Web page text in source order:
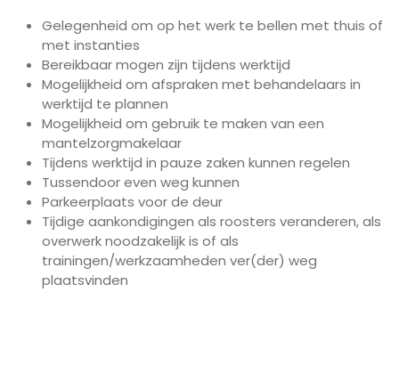
Gelegenheid om op het werk te bellen met thuis of
met instanties
Bereikbaar mogen zijn tijdens werktijd
Mogelijkheid om afspraken met behandelaars in
werktijd te plannen
Mogelijkheid om gebruik te maken van een
mantelzorgmakelaar
Tijdens werktijd in pauze zaken kunnen regelen
Tussendoor even weg kunnen
Parkeerplaats voor de deur
Tijdige aankondigingen als roosters veranderen, als
overwerk noodzakelijk is of als
trainingen/werkzaamheden ver(der) weg
plaatsvinden